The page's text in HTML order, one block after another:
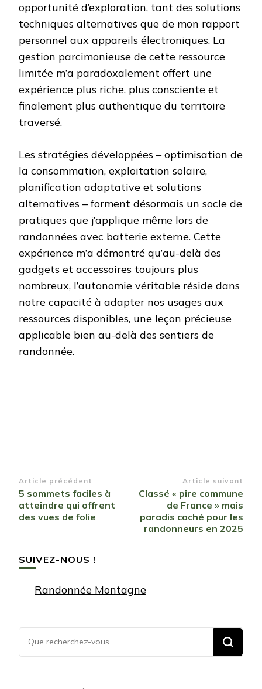
opportunité d’exploration, tant des solutions
techniques alternatives que de mon rapport
personnel aux appareils électroniques. La
gestion parcimonieuse de cette ressource
limitée m’a paradoxalement offert une
expérience plus riche, plus consciente et
finalement plus authentique du territoire
traversé.
Les stratégies développées – optimisation de
la consommation, exploitation solaire,
planification adaptative et solutions
alternatives – forment désormais un socle de
pratiques que j’applique même lors de
randonnées avec batterie externe. Cette
expérience m’a démontré qu’au-delà des
gadgets et accessoires toujours plus
nombreux, l’autonomie véritable réside dans
notre capacité à adapter nos usages aux
ressources disponibles, une leçon précieuse
applicable bien au-delà des sentiers de
randonnée.
Navigation
d’article
Article précédent
5 sommets faciles à
atteindre qui offrent
des vues de folie
Article suivant
Classé « pire commune
de France » mais
paradis caché pour les
randonneurs en 2025
SUIVEZ-NOUS !
Randonnée Montagne
Vous
recherchiez